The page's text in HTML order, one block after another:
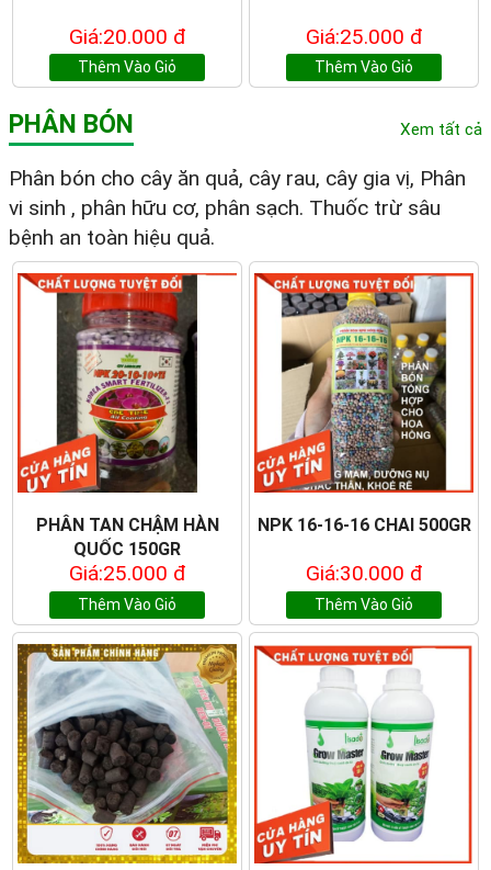
Giá:20.000 đ
Thêm Vào Giỏ
Giá:25.000 đ
Thêm Vào Giỏ
PHÂN BÓN Xem tất cả
Phân bón cho cây ăn quả, cây rau, cây gia vị, Phân
vi sinh , phân hữu cơ, phân sạch. Thuốc trừ sâu
bệnh an toàn hiệu quả.
PHÂN TAN CHẬM HÀN
QUỐC 150GR
Giá:25.000 đ
Thêm Vào Giỏ
NPK 16-16-16 CHAI 500GR
Giá:30.000 đ
Thêm Vào Giỏ